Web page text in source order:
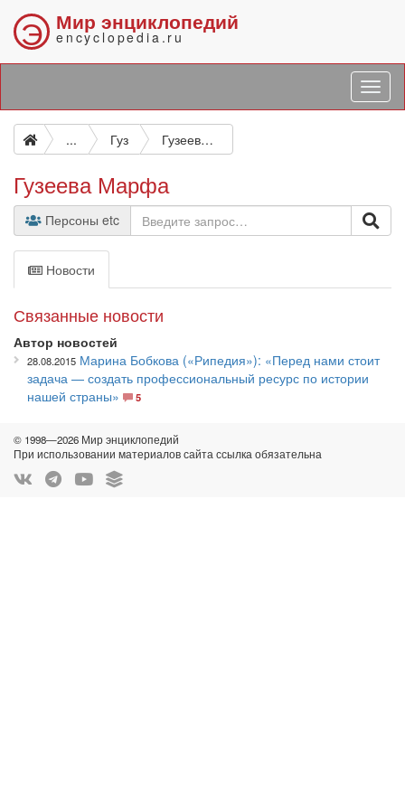
Э Мир энциклопедий
encyclopedia.ru
... Гуз Гузеева Марфа
Гузеева Марфа
Персоны etc
Новости
Связанные новости
Автор новостей
28.08.2015 Марина Бобкова («Рипедия»): «Перед нами стоит
задача — создать профессиональный ресурс по истории
нашей страны»
5
© 1998—2026 Мир энциклопедий
При использовании материалов сайта ссылка обязательна